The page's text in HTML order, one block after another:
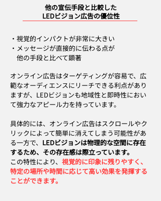
オンライン広告はターゲティングが容易で、広
範なオーディエンスにリーチできる利点があり
ますが、LEDビジョンも地域性と即時性におい
て強力なアピール力を持っています。
具体的には、オンライン広告はスクロールやク
リックによって簡単に消えてしまう可能性があ
る一方で、 LEDビジョンは物理的な空間に存在
するため、その存在感は際立っています。
この特性により、 視覚的に印象に残りやすく、
特定の場所や時間に応じて高い効果を発揮する
ことができます。
他の宣伝手段と比較した
LEDビジョン広告の優位性
・視覚的インパクトが非常に大きい
・メッセージが直接的に伝わる点が
他の手段と比べて顕著